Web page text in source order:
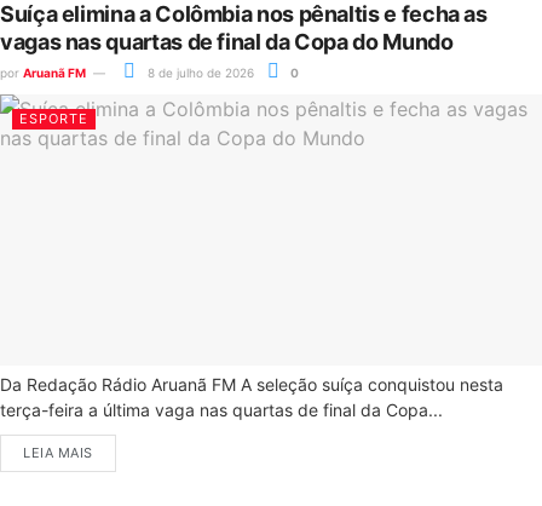
Suíça elimina a Colômbia nos pênaltis e fecha as
vagas nas quartas de final da Copa do Mundo
por Aruanã FM 8 de julho de 2026 0
ESPORTE
Da Redação Rádio Aruanã FM A seleção suíça conquistou nesta
terça-feira a última vaga nas quartas de final da Copa...
LEIA MAIS